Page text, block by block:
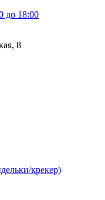
до 18:00
8
крекер)